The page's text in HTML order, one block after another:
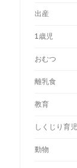
出産
1歳児
おむつ
離乳食
教育
しくじり育児
動物